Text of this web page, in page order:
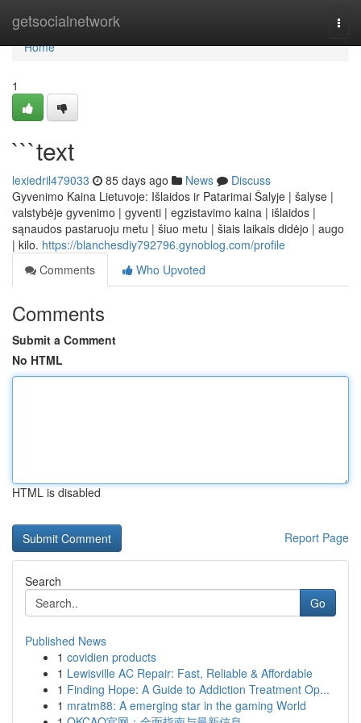
getsocialnetwork
Home
Home
1
```text
lexiedril479033 85 days ago News
Discuss
Gyvenimo Kaina Lietuvoje: Išlaidos ir Patarimai Šalyje | šalyse |
valstybėje gyvenimo | gyventi | egzistavimo kaina | išlaidos |
sąnaudos pastaruoju metu | šiuo metu | šiais laikais didėjo | augo
| kilo. https://blanchesdiy792796.gynoblog.com/profile
Comments
Who Upvoted
Comments
Submit a Comment
No HTML
HTML is disabled
Report Page
Search
Go
Published News
1 covidien products
1 Lewisville AC Repair: Fast, Reliable & Affordable
1 Finding Hope: A Guide to Addiction Treatment Op...
1 mratm88: A emerging star in the gaming World